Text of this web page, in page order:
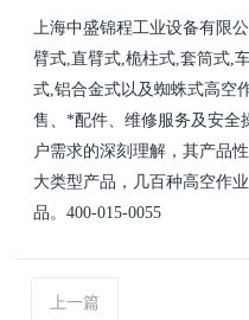
上海中盛锦程工业设备有限
臂式,直臂式,桅柱式,套筒式,
式,铝合金式以及蜘蛛式高空
售、*配件、维修服务及安全
户需求的深刻理解，其产品
大类型产品，几百种高空作
品。400-015-0055
上一篇